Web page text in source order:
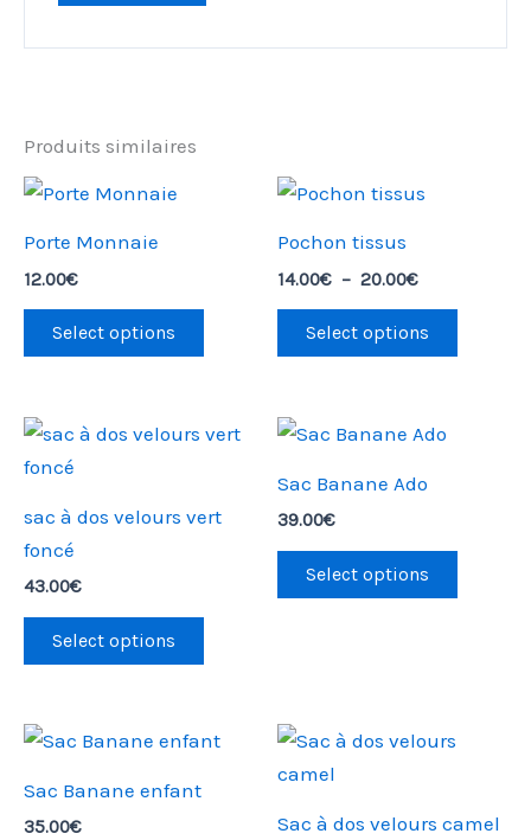
Produits similaires
Porte Monnaie
12.00€
Select options
Pochon tissus
14.00€ – 20.00€
Plage
à
Select options
Les
la
sac à dos velours vert
foncé
43.00€
Select options
Sac Banane Ado
39.00€
Select options
Sac Banane enfant
35.00€ Sac à dos velours camel